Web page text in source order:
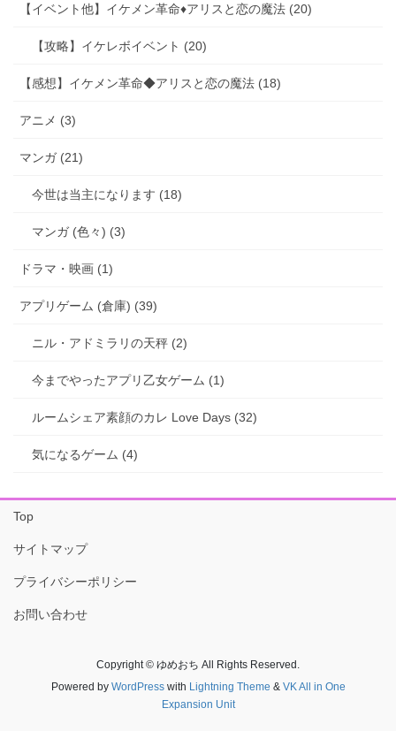
【イベント他】イケメン革命♦アリスと恋の魔法 (20)
【攻略】イケレボイベント (20)
【感想】イケメン革命◆アリスと恋の魔法 (18)
アニメ (3)
マンガ (21)
今世は当主になります (18)
マンガ (色々) (3)
ドラマ・映画 (1)
アプリゲーム (倉庫) (39)
ニル・アドミラリの天秤 (2)
今までやったアプリ乙女ゲーム (1)
ルームシェア素顔のカレ Love Days (32)
気になるゲーム (4)
Top
サイトマップ
プライバシーポリシー
お問い合わせ
Copyright © ゆめおち All Rights Reserved.
Powered by WordPresswith Lightning Theme & VK All in One
Expansion Unit